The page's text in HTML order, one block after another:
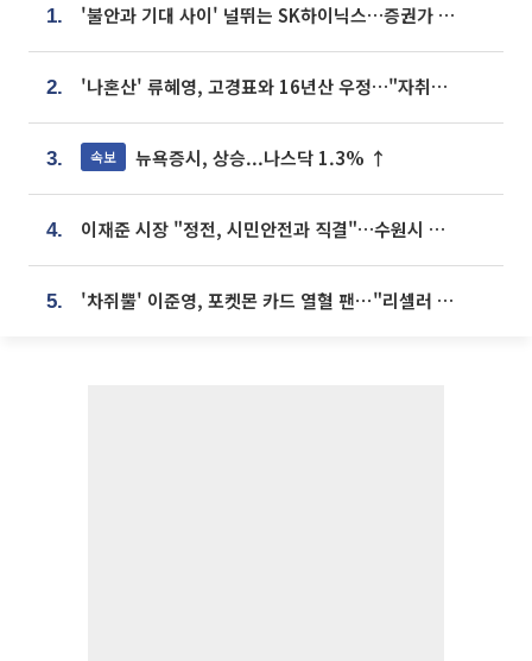
1. '불안과 기대 사이' 널뛰는 SK하이닉스…증권가 "HBM4·LTA 기반 펀터멘털 견고"
2. '나혼산' 류혜영, 고경표와 16년산 우정…"자취방서 부모님과 마주쳐"
3. 속보 뉴욕증시, 상승...나스닥 1.3% ↑
4. 이재준 시장 "정전, 시민안전과 직결"…수원시 비상대응체계 가동
5. '차쥐뿔' 이준영, 포켓몬 카드 열혈 팬⋯"리셀러 처단할 것"